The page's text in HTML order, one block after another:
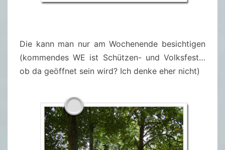
Die kann man nur am Wochenende besichtigen
(kommendes WE ist Schützen- und Volksfest…
ob da geöffnet sein wird? Ich denke eher nicht)